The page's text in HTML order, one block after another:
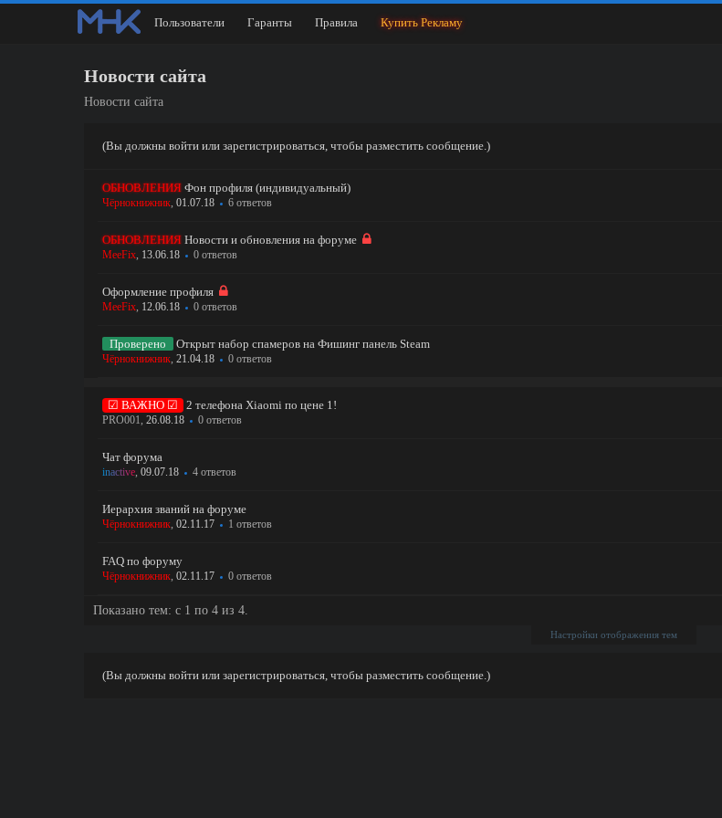
Новости сайта
Новости сайта
(Вы должны войти или зарегистрироваться, чтобы разместить сообщение.)
ОБНОВЛЕНИЯ Фон профиля (индивидуальный)
Чёрнокнижник, 01.07.18 6 ответов
ОБНОВЛЕНИЯ Новости и обновления на форуме
MeeFix, 13.06.18 0 ответов
Оформление профиля
MeeFix, 12.06.18 0 ответов
Проверено Открыт набор спамеров на Фишинг панель Steam
Чёрнокнижник, 21.04.18 0 ответов
☑ ВАЖНО ☑ 2 телефона Xiaomi по цене 1!
PRO001, 26.08.18 0 ответов
Чат форума
inactive, 09.07.18 4 ответов
Иерархия званий на форуме
Чёрнокнижник, 02.11.17 1 ответов
FAQ по форуму
Чёрнокнижник, 02.11.17 0 ответов
Показано тем: с 1 по 4 из 4.
Настройки отображения тем
(Вы должны войти или зарегистрироваться, чтобы разместить сообщение.)
Пользователи Гаранты Правила Купить Рекламу